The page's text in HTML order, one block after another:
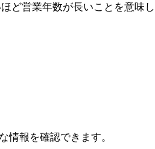
ど営業年数が長いことを意味し
情報を確認できます。